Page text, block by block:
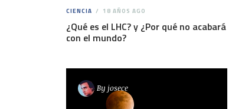
CIENCIA 18 AÑOS AGO
¿Qué es el LHC? y ¿Por qué no acabará
con el mundo?
By josece